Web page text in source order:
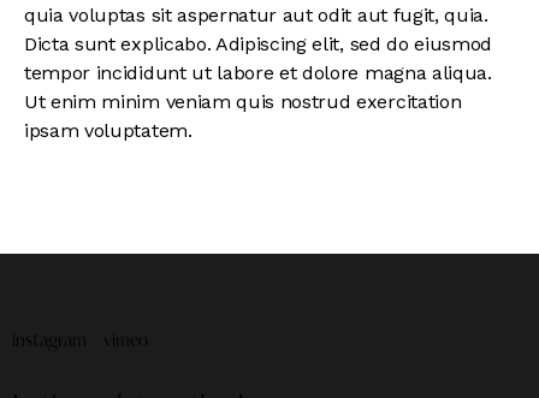
quia voluptas sit aspernatur aut odit aut fugit, quia.
Dicta sunt explicabo. Adipiscing elit, sed do eiusmod
tempor incididunt ut labore et dolore magna aliqua.
Ut enim minim veniam quis nostrud exercitation
ipsam voluptatem.
instagram vimeo